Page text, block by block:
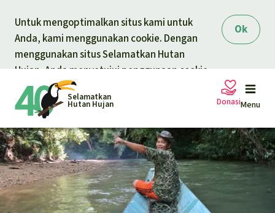
Ok
Untuk mengoptimalkan situs kami untuk
Anda, kami menggunakan cookie. Dengan
menggunakan situs Selamatkan Hutan
Hujan, Anda menyetujui penggunaan cookie.
Selamatkan
Hutan Hujan Menu
Petisi
Proyek
Donasi
Donasi umum